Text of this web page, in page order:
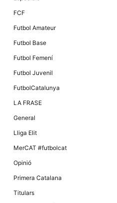
FCF
Futbol Amateur
Futbol Base
Futbol Femení
Futbol Juvenil
FutbolCatalunya
LA FRASE
General
Lliga Elit
MerCAT #futbolcat
Opinió
Primera Catalana
Titulars